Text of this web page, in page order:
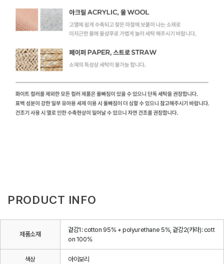
PRODUCT INFO
제품소재
겉감1: cotton 95% + polyurethane 5%, 겉감2(카라): cott
on 100%
색상 아이보리